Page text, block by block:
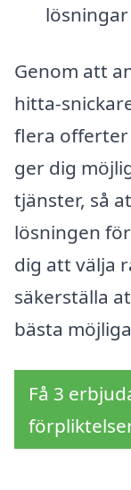
lösningar
Genom att
hitta-
flera offerter
ger dig
tjänster, så
lösningen
dig att välja
säkerställa
bästa
Få 3